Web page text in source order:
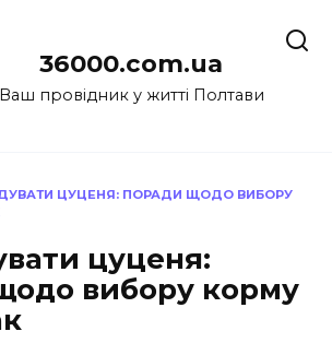
36000.com.ua
Ваш провідник у житті Полтави
ЦУЦЕНЯ: ПОРАДИ ЩОДО ВИБОРУ
цуценя:
вибору корму